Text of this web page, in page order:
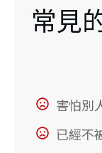
常見
害怕別
已經不